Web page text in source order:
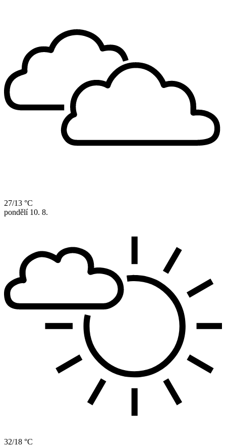
27/13 °C
pondělí 10. 8.
32/18 °C